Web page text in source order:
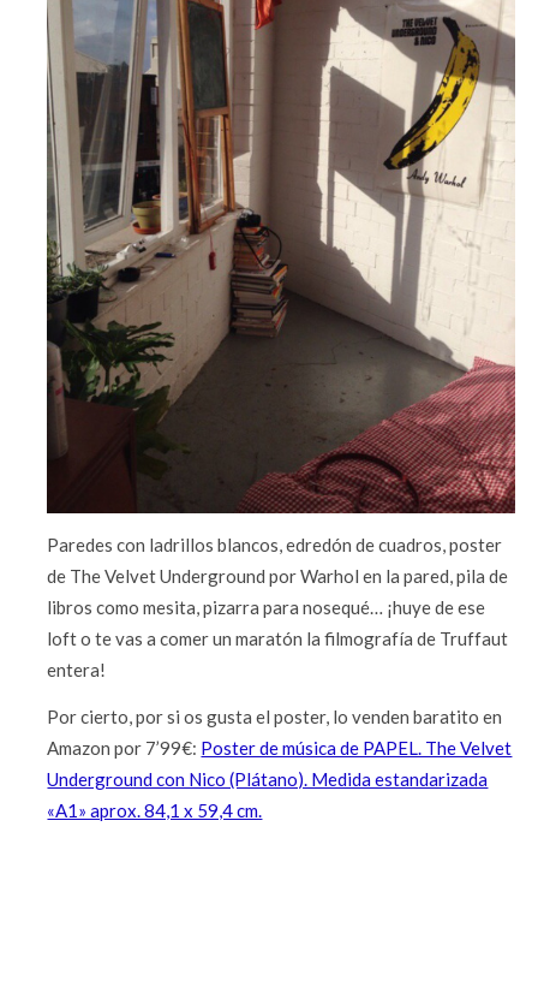
Paredes con ladrillos blancos, edredón de cuadros, poster
de The Velvet Underground por Warhol en la pared, pila de
libros como mesita, pizarra para nosequé… ¡huye de ese
loft o te vas a comer un maratón la filmografía de Truffaut
entera!
Por cierto, por si os gusta el poster, lo venden baratito en
Amazon por 7’99€: Poster de música de PAPEL. The Velvet
Underground con Nico (Plátano). Medida estandarizada
«A1» aprox. 84,1 x 59,4 cm.